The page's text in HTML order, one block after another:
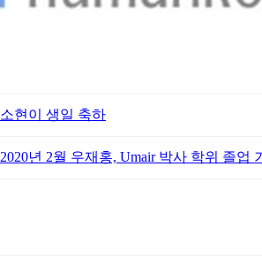
소현이 생일 축하
2020년 2월 우재홍, Umair 박사 학위 졸업